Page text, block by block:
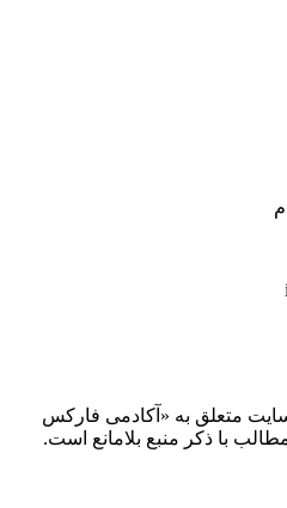
متعلق به «آکادمی فارکس
با ذکر منبع بلامانع است.